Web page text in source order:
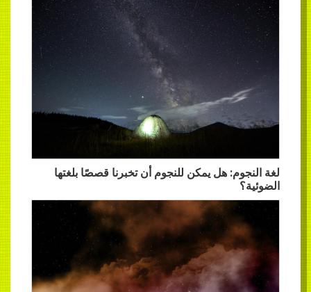
لغة النجوم: هل يمكن للنجوم أن تخبرنا قصصًا بلغتها
الضوئية؟